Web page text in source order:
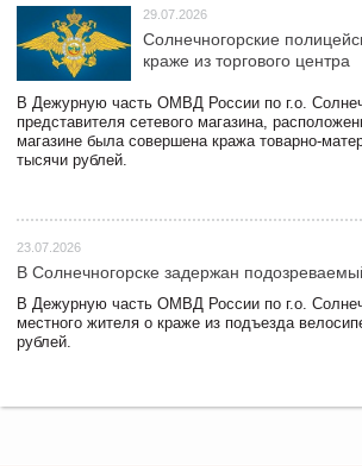
29.07.2026
Солнечногорские
краже из торгового центра
В Дежурную часть ОМВД России по г.о.
представителя сетевого магазина,
магазине была совершена кража товарно-
тысячи рублей.
23.07.2026
В Солнечногорске задержан
В Дежурную часть ОМВД России по г.о.
местного жителя о краже из подъезда
рублей.